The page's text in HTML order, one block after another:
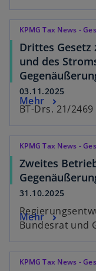
KPMG Tax News -
Drittes Gesetz
und des
03.11.2025
BT-Drs. 21/
Mehr
KPMG Tax News -
Zweites
31.10.2025
Bundesrat und
Mehr
KPMG Tax News -